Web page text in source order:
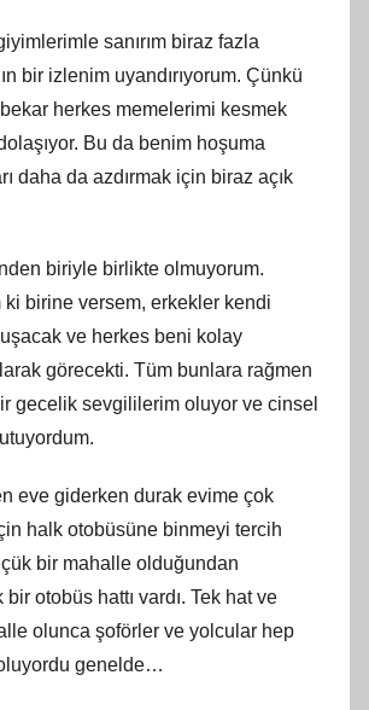
sanırım biraz fazla
bir izlenim uyandırıyorum. Çünkü
herkes memelerimi kesmek
Bu da benim hoşuma
daha da azdırmak için biraz açık
biriyle birlikte olmuyorum.
birine versem, erkekler kendi
ve herkes beni kolay
görecekti. Tüm bunlara rağmen
gecelik sevgililerim oluyor ve cinsel
eve giderken durak evime çok
halk otobüsüne binmeyi tercih
bir mahalle olduğundan
otobüs hattı vardı. Tek hat ve
olunca şoförler ve yolcular hep
genelde…